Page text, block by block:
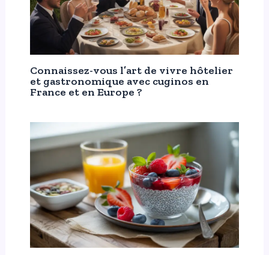
Connaissez-vous l’art de vivre hôtelier
et gastronomique avec cuginos en
France et en Europe ?